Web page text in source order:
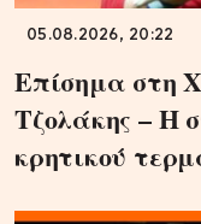
05.08.2026, 20:22
Επίσημα στη
Τζολάκης – Η
κρητικού